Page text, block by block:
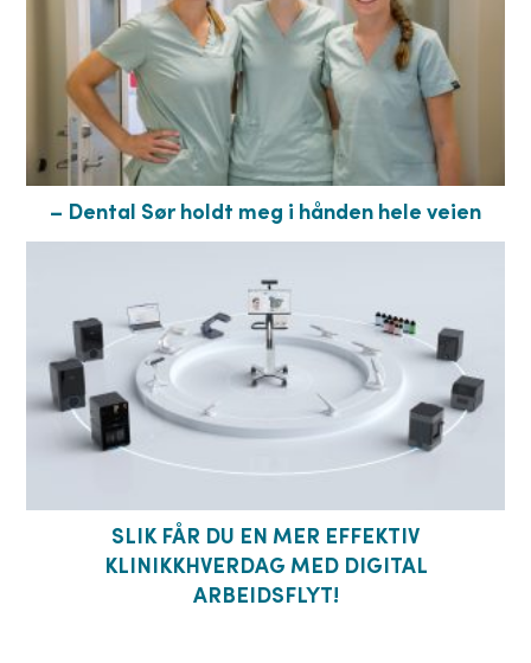
– Dental Sør holdt meg i hånden hele veien
SLIK FÅR DU EN MER EFFEKTIV
KLINIKKHVERDAG MED DIGITAL
ARBEIDSFLYT!